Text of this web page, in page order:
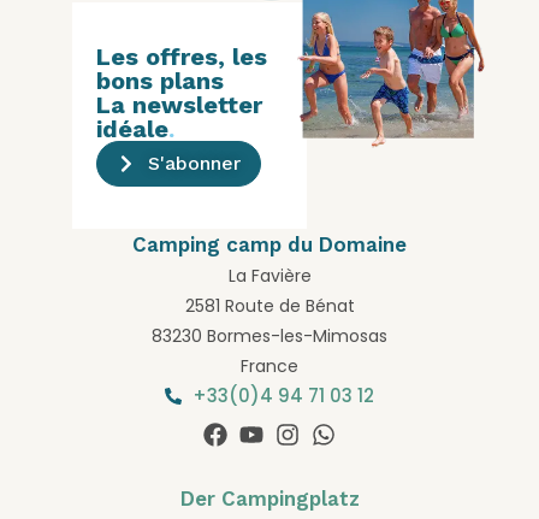
Camping camp du Domaine
La Favière
2581 Route de Bénat
83230 Bormes-les-Mimosas
France
+33(0)4 94 71 03 12
Les offres, les
bons plans
La newsletter
idéale.
S'abonner
Der Campingplatz